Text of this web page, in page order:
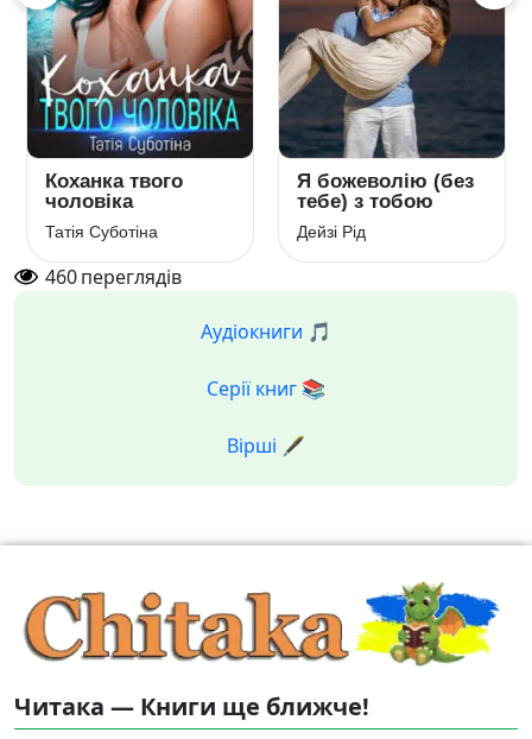
Коханка твого
чоловіка
Татія Суботіна
Я божеволію (без
тебе) з тобою
Дейзі Рід
460переглядів
Аудіокниги 🎵
Серії книг 📚
Вірші 🖋️
Читака — Книги ще ближче!